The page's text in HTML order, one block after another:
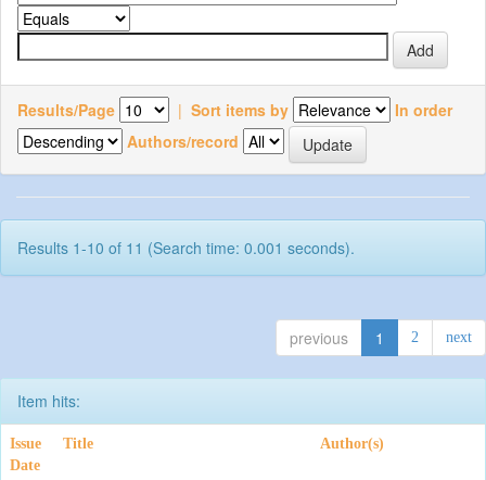
Results/Page | Sort items by
In order
Authors/record
Results 1-10 of 11 (Search time: 0.001 seconds).
previous 1 2 next
Item hits:
Issue
Date
Title Author(s)